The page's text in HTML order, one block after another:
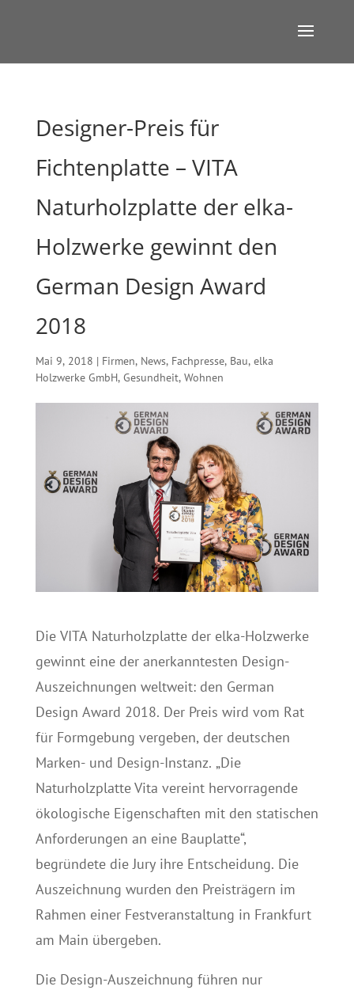
Designer-Preis für
Fichtenplatte – VITA
Naturholzplatte der elka-
Holzwerke gewinnt den
German Design Award
2018
Mai 9, 2018 | Firmen, News, Fachpresse, Bau, elka
Holzwerke GmbH, Gesundheit, Wohnen
Die VITA Naturholzplatte der elka-Holzwerke
gewinnt eine der anerkanntesten Design-
Auszeichnungen weltweit: den German
Design Award 2018. Der Preis wird vom Rat
für Formgebung vergeben, der deutschen
Marken- und Design-Instanz. „Die
Naturholzplatte Vita vereint hervorragende
ökologische Eigenschaften mit den statischen
Anforderungen an eine Bauplatte“,
begründete die Jury ihre Entscheidung. Die
Auszeichnung wurden den Preisträgern im
Rahmen einer Festveranstaltung in Frankfurt
am Main übergeben.
Die Design-Auszeichnung führen nur